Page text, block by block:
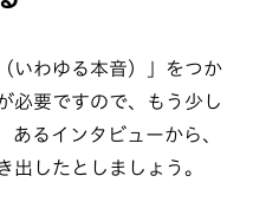
いわゆる本音）」をつか
必要ですので、もう少し
あるインタビューから、
出したとしましょう。